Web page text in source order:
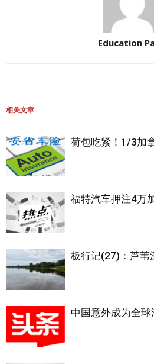
Education
相关文章
荷包吃紧！1/3加
福特汽车押注4万
板行记(27)：芦苇
中国意外成为全球